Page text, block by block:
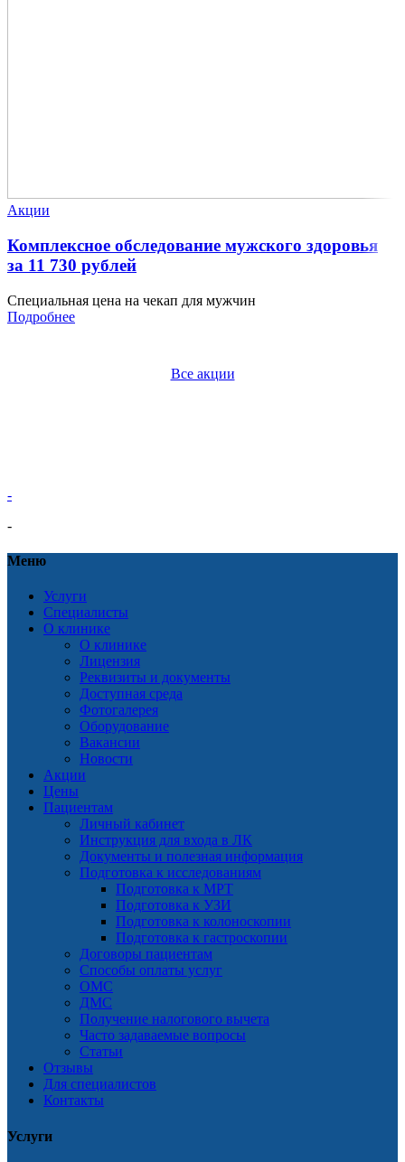
Акции
Комплексное обследование мужского здоровья
за 11 730 рублей
Специальная цена на чекап для мужчин
Подробнее
Все акции
-
-
Меню
Услуги
Специалисты
О клинике
О клинике
Лицензия
Реквизиты и документы
Доступная среда
Фотогалерея
Оборудование
Вакансии
Новости
Акции
Цены
Пациентам
Личный кабинет
Инструкция для входа в ЛК
Документы и полезная информация
Подготовка к исследованиям
Подготовка к МРТ
Подготовка к УЗИ
Подготовка к колоноскопии
Подготовка к гастроскопии
Договоры пациентам
Способы оплаты услуг
ОМС
ДМС
Получение налогового вычета
Часто задаваемые вопросы
Статьи
Отзывы
Для специалистов
Контакты
Услуги